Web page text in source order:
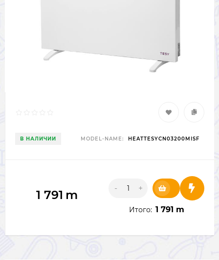
В НАЛИЧИИ MODEL-NAME: HEATTESYCN03200MISF
1 791 m - +
Итого: 1 791 m